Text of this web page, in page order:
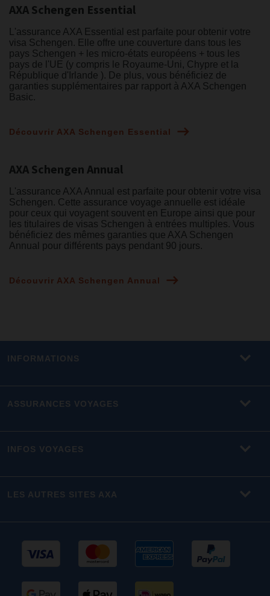
AXA Schengen Essential
L'assurance AXA Essential est parfaite pour obtenir votre
visa Schengen. Elle offre une couverture dans tous les
pays Schengen + les micro-états européens + tous les
pays de l'UE (y compris le Royaume-Uni, Chypre et la
République d'Irlande ). De plus, vous bénéficiez de
garanties supplémentaires par rapport à AXA Schengen
Basic.
Découvrir AXA Schengen Essential
AXA Schengen Annual
L'assurance AXA Annual est parfaite pour obtenir votre visa
Schengen. Cette assurance voyage annuelle est idéale
pour ceux qui voyagent souvent en Europe ainsi que pour
les titulaires de visas Schengen à entrées multiples. Vous
bénéficiez des mêmes garanties que AXA Schengen
Annual pour différents pays pendant 90 jours.
Découvrir AXA Schengen Annual
INFORMATIONS
ASSURANCES VOYAGES
INFOS VOYAGES
LES AUTRES SITES AXA